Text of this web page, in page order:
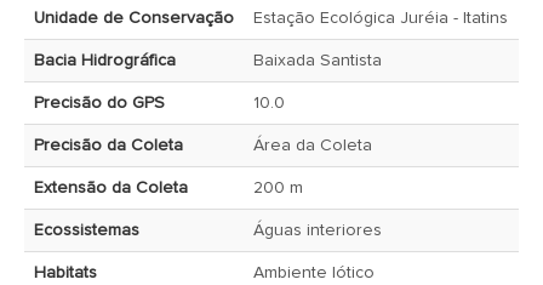
Unidade de Conservação Estação Ecológica Juréia - Itatins
Bacia Hidrográfica Baixada Santista
Precisão do GPS 10.0
Precisão da Coleta Área da Coleta
Extensão da Coleta 200 m
Ecossistemas Águas interiores
Habitats
Ambiente lótico